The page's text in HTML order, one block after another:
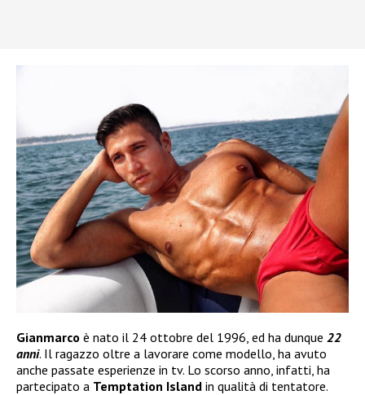
Gianmarco è nato il 24 ottobre del 1996, ed ha dunque 22
anni. Il ragazzo oltre a lavorare come modello, ha avuto
anche passate esperienze in tv. Lo scorso anno, infatti, ha
partecipato a Temptation Island in qualità di tentatore.